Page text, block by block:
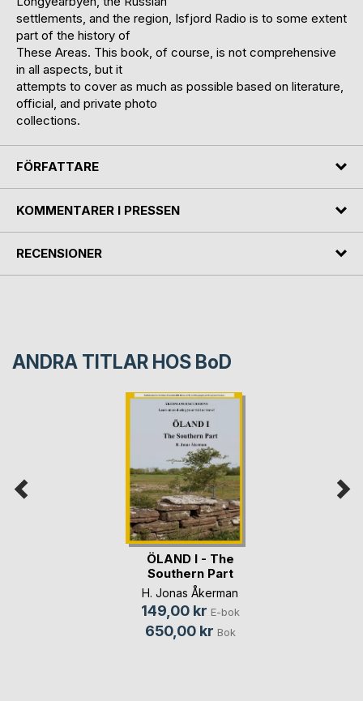
settlements, and the region, Isfjord Radio is to some extent
part of the history of
These Areas. This book, of course, is not comprehensive
in all aspects, but it
attempts to cover as much as possible based on literature,
official, and private photo
collections.
FÖRFATTARE
KOMMENTARER I PRESSEN
RECENSIONER
ANDRA TITLAR HOS BoD
ÖLAND I - The
Southern Part
H. Jonas Åkerman
149,00 kr E-bok
650,00 kr Bok